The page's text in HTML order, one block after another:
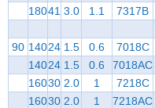
18041 3.0 1.1 7317B
90 14024 1.5 0.6 7018C
14024 1.5 0.6 7018AC
16030 2.0 1 7218C
16030 2.0 1 7218AC